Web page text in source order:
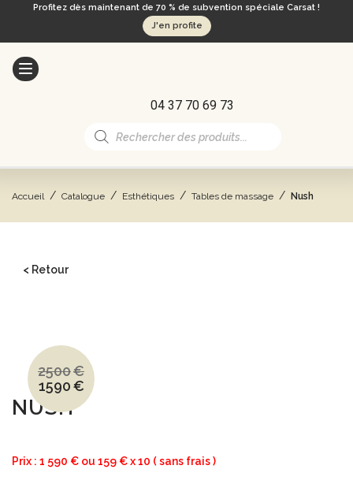
Profitez dès maintenant de 70 % de subvention spéciale Carsat !
J'en profite
04 37 70 69 73
Recherche
de
Accueil / Catalogue / Esthétiques / Tables de massage / Nush
< Retour
NUSH
2500€
Le
prix
initial
était :
1590€
Le
prix
actuel
est :
Prix : 1 590 € ou 159 € x 10 ( sans frais )